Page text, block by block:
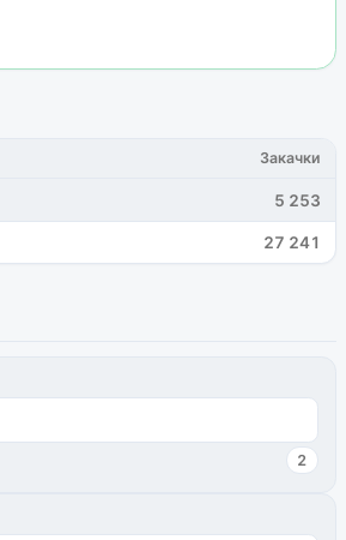
Закачки
5 253
27 241
2